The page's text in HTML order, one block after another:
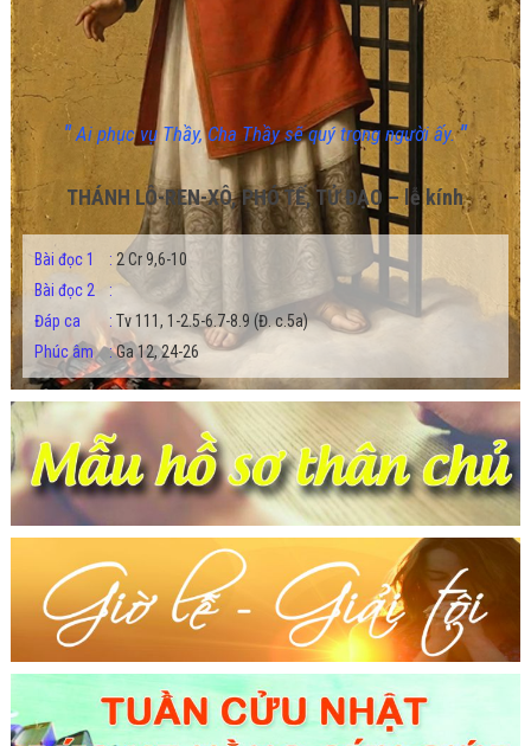
"Ai phục vụ Thầy, Cha Thầy sẽ quý trọng người ấy."
THÁNH LÔ-REN-XÔ, PHÓ TẾ, TỬ ĐẠO – lễ kính
Bài đọc 1 : 2 Cr 9,6-10
Bài đọc 2
:
Đáp ca
: Tv 111, 1-2.5-6.7-8.9 (Đ. c.5a)
Phúc âm
:Ga 12, 24-26